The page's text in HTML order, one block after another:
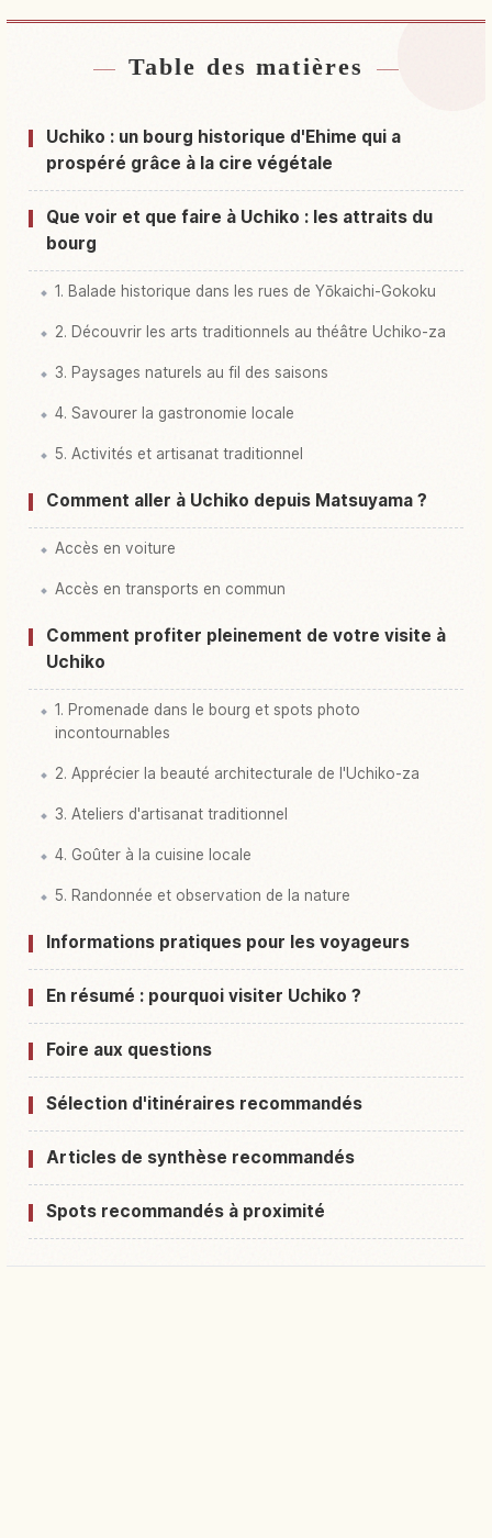
Hébergements près de Uchiko Machi↗
Activités à Uchiko Machi↗
Table des matières
Uchiko : un bourg historique d'Ehime qui a
prospéré grâce à la cire végétale
Que voir et que faire à Uchiko : les attraits du
bourg
1. Balade historique dans les rues de Yōkaichi-Gokoku
2. Découvrir les arts traditionnels au théâtre Uchiko-za
3. Paysages naturels au fil des saisons
4. Savourer la gastronomie locale
5. Activités et artisanat traditionnel
Comment aller à Uchiko depuis Matsuyama ?
Accès en voiture
Accès en transports en commun
Comment profiter pleinement de votre visite à
Uchiko
1. Promenade dans le bourg et spots photo
incontournables
2. Apprécier la beauté architecturale de l'Uchiko-za
3. Ateliers d'artisanat traditionnel
4. Goûter à la cuisine locale
5. Randonnée et observation de la nature
Informations pratiques pour les voyageurs
En résumé : pourquoi visiter Uchiko ?
Foire aux questions
Sélection d'itinéraires recommandés
Articles de synthèse recommandés
Spots recommandés à proximité